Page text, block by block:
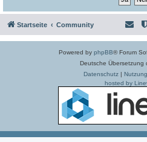
Startseite Community
Powered by phpBB® Forum
Deutsche Übersetzung
Datenschutz|
hosted by